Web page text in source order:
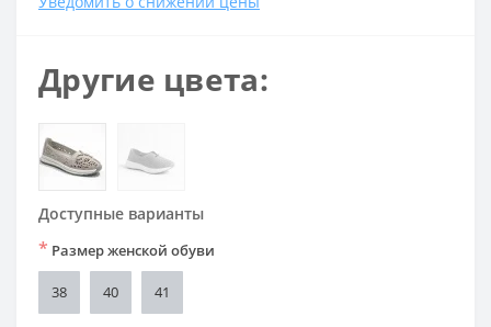
Другие цвета:
Доступные варианты
* Размер женской обуви
38 40 41